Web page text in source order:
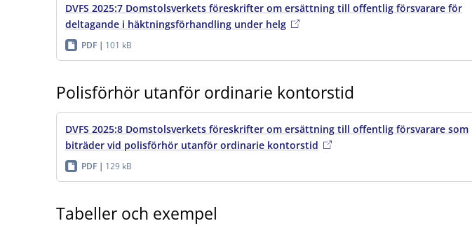
DVFS 2025:7 Domstolsverkets föreskrifter om ersättning till offentlig försvarare för
deltagande i häktningsförhandling under helg
PDF 101 kB
Polisförhör utanför ordinarie kontorstid
DVFS 2025:8 Domstolsverkets föreskrifter om ersättning till offentlig försvarare som
biträder vid polisförhör utanför ordinarie kontorstid
PDF 129 kB
Tabeller och exempel